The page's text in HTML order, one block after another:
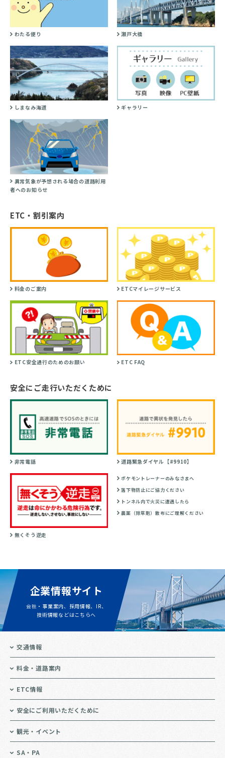
わたる便り 瀬戸大橋
しまなみ海道 ギャラリー
異常気象が予想される場合の道路利用
者へのお知らせ
ETC・割引案内
料金のご案内 ETCマイレージサービス
ETC安全通行のためのお願い ETC FAQ
安全にご走行いただくために
非常電話 道路緊急ダイヤル【#9910】
無くそう逆走
ポケモントレーナーのみなさまへ
落下物防止にご協力ください
トンネル内で火災に遭遇したら
農薬（除草剤）散布にご理解ください
企業情報サイト
会社・事業案内、採用情報、IR、
技術情報などはこちらへ
交通情報
料金・道路案内
ETC情報
安全にご利用いただくために
観光・イベント
SA・PA